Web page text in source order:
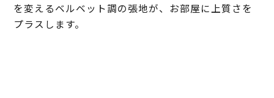
を変えるベルベット調の張地が、お部屋に上質さを
プラスします。